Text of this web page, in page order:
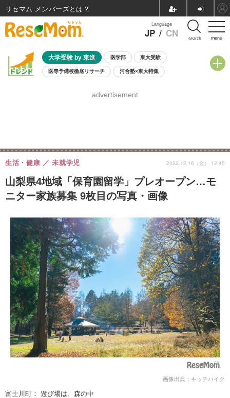
menu
Language
JP / CN search
大学受験 by 東進 医学部 東大受験
医専予備校徹底リサーチ 河合塾×東大特集
8月開催学校説明会・相談会
advertisement
山梨県4地域「保育園留学」プレオープン…モ
ニター家族募集 9枚目の写真・画像
生活・健康 未就学児 2022.12.16（金） 12:45
画像出典：キッチハイク
富士川町： 遊び場は、森の中
リセマム メンバーズ